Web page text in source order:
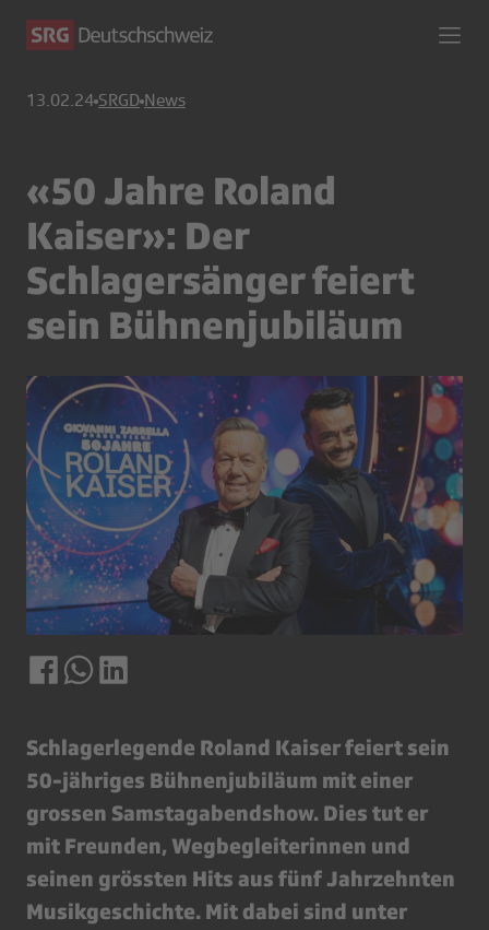
13.02.24 SRGD News
«50 Jahre Roland
Kaiser»: Der
Schlagersänger feiert
sein Bühnenjubiläum
Schlagerlegende Roland Kaiser feiert sein
50-jähriges Bühnenjubiläum mit einer
grossen Samstagabendshow. Dies tut er
mit Freunden, Wegbegleiterinnen und
seinen grössten Hits aus fünf Jahrzehnten
Musikgeschichte. Mit dabei sind unter